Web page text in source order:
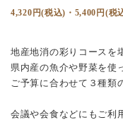
4,320円(税込)・5,400円(税
地産地消の彩りコースを
県内産の魚介や野菜を使
ご予算に合わせて３種類
会議や会食などにもご利